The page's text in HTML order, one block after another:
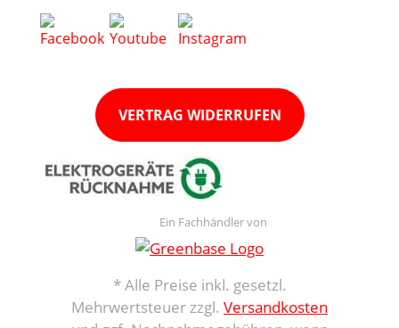
VERTRAG WIDERRUFEN
Ein Fachhändler von
* Alle Preise inkl. gesetzl.
Mehrwertsteuer zzgl. Versandkosten